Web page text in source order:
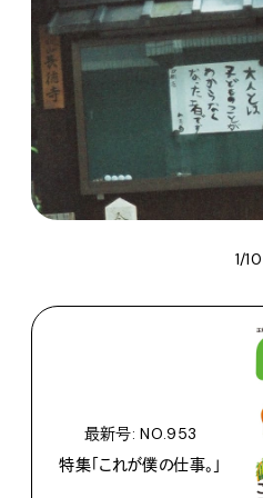
1/10
最新号: NO.953
特集「これが僕の仕事。」